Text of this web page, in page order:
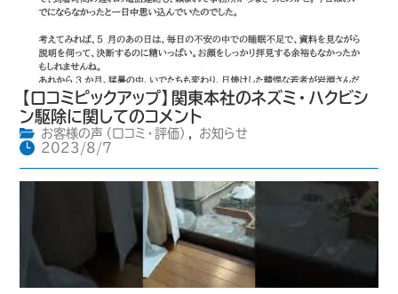
【口コミピックアップ】関東本社のネズミ・ハクビシ
ン駆除に関してのコメント
お客様の声（口コミ・評価） ,
お知らせ
2023/8/7